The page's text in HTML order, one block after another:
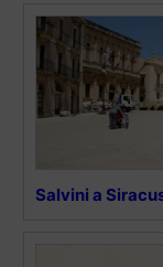
Salvini a